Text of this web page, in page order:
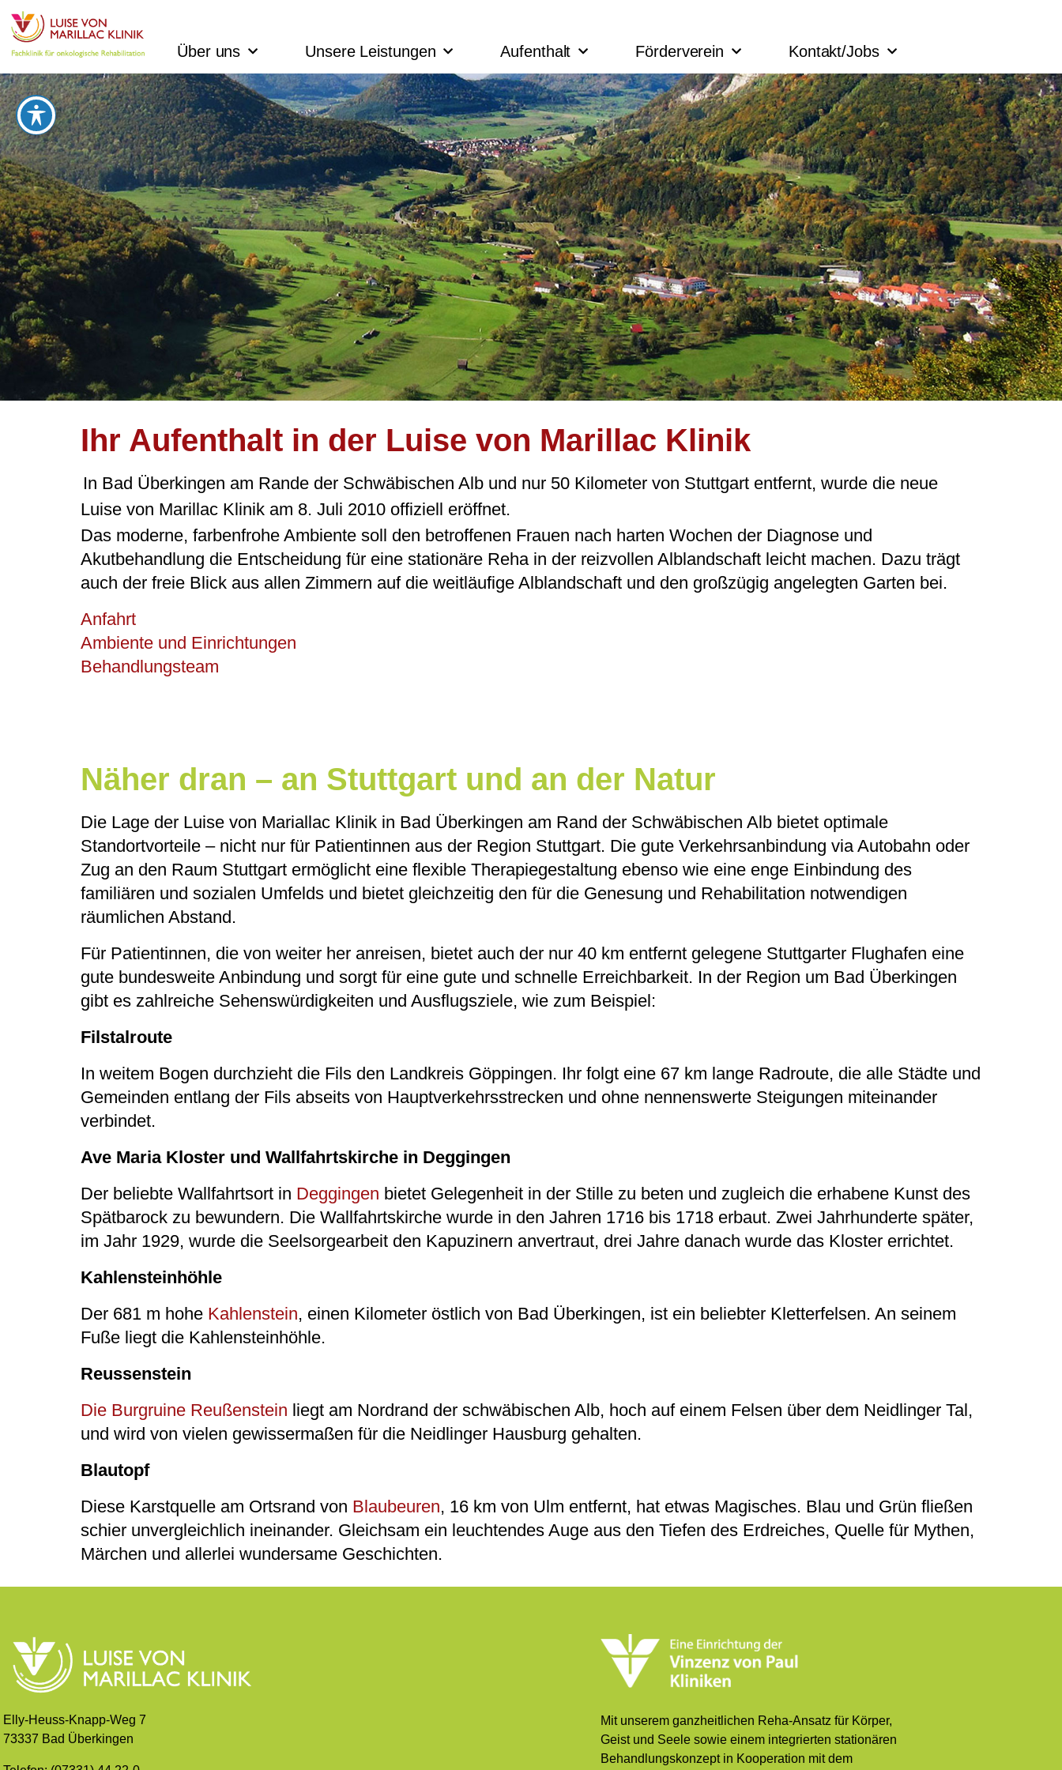
Über uns Unsere Leistungen Aufenthalt Förderverein Kontakt/Jobs
Ihr Aufenthalt in der Luise von Marillac Klinik
In Bad Überkingen am Rande der Schwäbischen Alb und nur 50 Kilometer von Stuttgart entfernt, wurde die neue
Luise von Marillac Klinik am 8. Juli 2010 offiziell eröffnet.
Das moderne, farbenfrohe Ambiente soll den betroffenen Frauen nach harten Wochen der Diagnose und
Akutbehandlung die Entscheidung für eine stationäre Reha in der reizvollen Alblandschaft leicht machen. Dazu trägt
auch der freie Blick aus allen Zimmern auf die weitläufige Alblandschaft und den großzügig angelegten Garten bei.
Anfahrt
Ambiente und Einrichtungen
Behandlungsteam
Näher dran – an Stuttgart und an der Natur
Die Lage der Luise von Mariallac Klinik in Bad Überkingen am Rand der Schwäbischen Alb bietet optimale
Standortvorteile – nicht nur für Patientinnen aus der Region Stuttgart. Die gute Verkehrsanbindung via Autobahn oder
Zug an den Raum Stuttgart ermöglicht eine flexible Therapiegestaltung ebenso wie eine enge Einbindung des
familiären und sozialen Umfelds und bietet gleichzeitig den für die Genesung und Rehabilitation notwendigen
räumlichen Abstand.
Für Patientinnen, die von weiter her anreisen, bietet auch der nur 40 km entfernt gelegene Stuttgarter Flughafen eine
gute bundesweite Anbindung und sorgt für eine gute und schnelle Erreichbarkeit. In der Region um Bad Überkingen
gibt es zahlreiche Sehenswürdigkeiten und Ausflugsziele, wie zum Beispiel:
Filstalroute
In weitem Bogen durchzieht die Fils den Landkreis Göppingen. Ihr folgt eine 67 km lange Radroute, die alle Städte und
Gemeinden entlang der Fils abseits von Hauptverkehrsstrecken und ohne nennenswerte Steigungen miteinander
verbindet.
Ave Maria Kloster und Wallfahrtskirche in Deggingen
Der beliebte Wallfahrtsort in Deggingen bietet Gelegenheit in der Stille zu beten und zugleich die erhabene Kunst des
Spätbarock zu bewundern. Die Wallfahrtskirche wurde in den Jahren 1716 bis 1718 erbaut. Zwei Jahrhunderte später,
im Jahr 1929, wurde die Seelsorgearbeit den Kapuzinern anvertraut, drei Jahre danach wurde das Kloster errichtet.
Kahlensteinhöhle
Der 681 m hohe Kahlenstein, einen Kilometer östlich von Bad Überkingen, ist ein beliebter Kletterfelsen. An seinem
Fuße liegt die Kahlensteinhöhle.
Reussenstein
Die Burgruine Reußenstein liegt am Nordrand der schwäbischen Alb, hoch auf einem Felsen über dem Neidlinger Tal,
und wird von vielen gewissermaßen für die Neidlinger Hausburg gehalten.
Blautopf
Diese Karstquelle am Ortsrand von Blaubeuren, 16 km von Ulm entfernt, hat etwas Magisches. Blau und Grün fließen
schier unvergleichlich ineinander. Gleichsam ein leuchtendes Auge aus den Tiefen des Erdreiches, Quelle für Mythen,
Märchen und allerlei wundersame Geschichten.
Elly-Heuss-Knapp-Weg 7
73337 Bad Überkingen
Mit unserem ganzheitlichen Reha-Ansatz für Körper,
Geist und Seele sowie einem integrierten stationären
Behandlungskonzept in Kooperation mit dem